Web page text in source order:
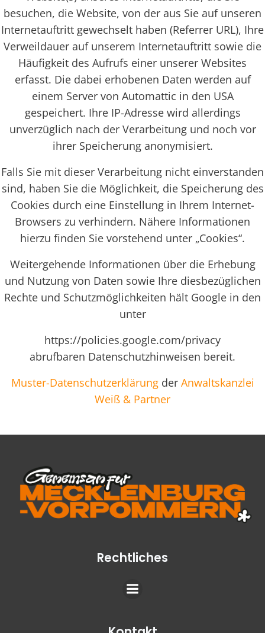
besuchen, die Website, von der aus Sie auf unseren
Internetauftritt gewechselt haben (Referrer URL), Ihre
Verweildauer auf unserem Internetauftritt sowie die
Häufigkeit des Aufrufs einer unserer Websites
erfasst. Die dabei erhobenen Daten werden auf
einem Server von Automattic in den USA
gespeichert. Ihre IP-Adresse wird allerdings
unverzüglich nach der Verarbeitung und noch vor
ihrer Speicherung anonymisiert.
Falls Sie mit dieser Verarbeitung nicht einverstanden
sind, haben Sie die Möglichkeit, die Speicherung des
Cookies durch eine Einstellung in Ihrem Internet-
Browsers zu verhindern. Nähere Informationen
hierzu finden Sie vorstehend unter „Cookies“.
Weitergehende Informationen über die Erhebung
und Nutzung von Daten sowie Ihre diesbezüglichen
Rechte und Schutzmöglichkeiten hält Google in den
unter
https://policies.google.com/privacy
abrufbaren Datenschutzhinweisen bereit.
Muster-Datenschutzerklärungder Anwaltskanzlei
Weiß & Partner
Rechtliches